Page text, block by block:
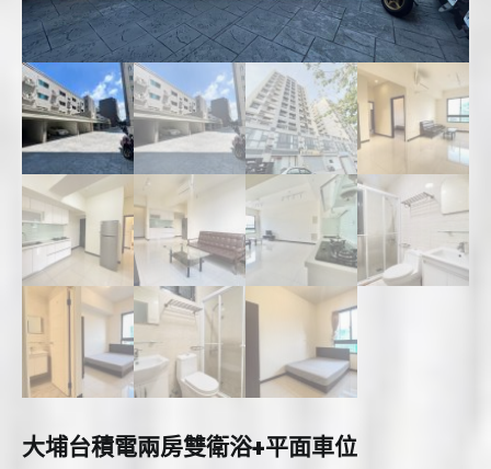
大埔台積電兩房雙衛浴+平面車位